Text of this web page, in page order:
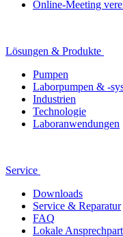
Online-Meeting
Lösungen & Produkte
Pumpen
Laborpumpen & -
Industrien
Technologie
Laboranwendungen
Service
Downloads
Service & Reparatur
FAQ
Lokale